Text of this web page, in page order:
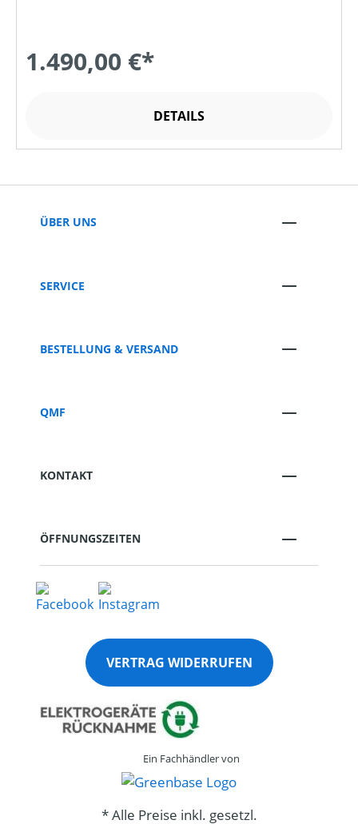
1.490,00 €*
DETAILS
ÜBER UNS
SERVICE
BESTELLUNG & VERSAND
QMF
KONTAKT
ÖFFNUNGSZEITEN
VERTRAG WIDERRUFEN
Ein Fachhändler von
* Alle Preise inkl. gesetzl.